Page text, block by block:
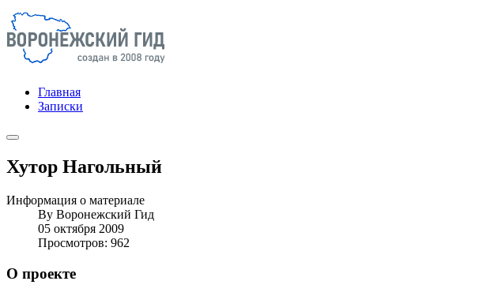
Главная
Записки
Хутор Нагольный
Информация о материале
By Воронежский Гид
05 октября 2009
Просмотров: 962
О проекте